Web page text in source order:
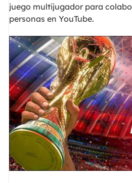
juego multijugador para
personas en YouTube.